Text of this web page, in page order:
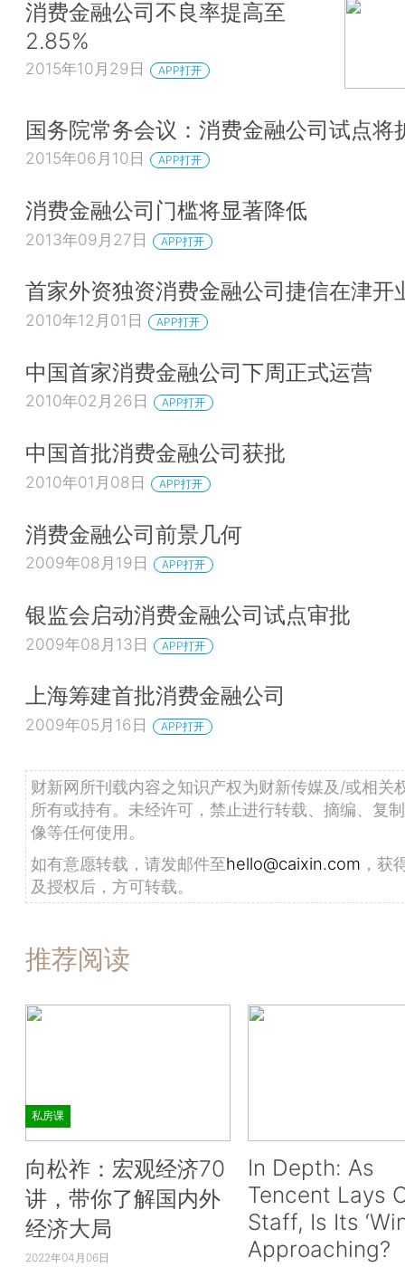
消费金融公司不良率提高至
2.85%
2015年10月29日 APP打开
国务院常务会议：消费金融公司试点将
2015年06月10日 APP打开
消费金融公司门槛将显著降低
2013年09月27日 APP打开
首家外资独资消费金融公司捷信在津开
2010年12月01日 APP打开
中国首家消费金融公司下周正式运营
2010年02月26日 APP打开
中国首批消费金融公司获批
2010年01月08日 APP打开
消费金融公司前景几何
2009年08月19日 APP打开
银监会启动消费金融公司试点审批
2009年08月13日 APP打开
上海筹建首批消费金融公司
2009年05月16日 APP打开
财新网所刊载内容之知识产权为财新传媒及/或相关
所有或持有。未经许可，禁止进行转载、摘编、复
像等任何使用。
如有意愿转载，请发邮件至hello@caixin.com ，获
及授权后，方可转载。
推荐阅读
私房课
向松祚：宏观经济70
讲，带你了解国内外
经济大局
2022年04月06日
In Depth: As
Tencent Lays
Staff, Is Its
Approaching?